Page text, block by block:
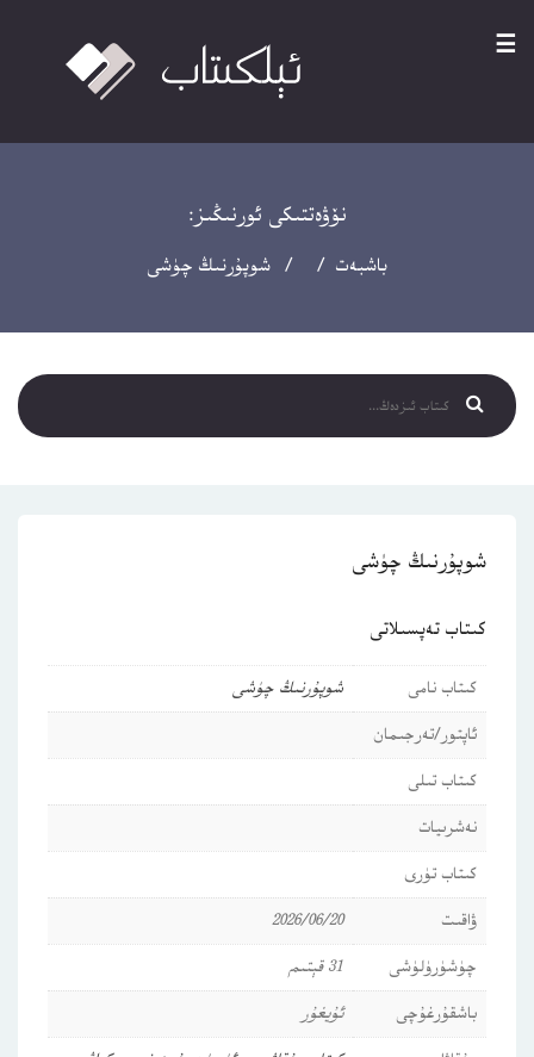
☰
نۆۋەتتىكى ئورنىڭىز:
باشبەت / / شوپۇرنىڭ چۈشى
شوپۇرنىڭ چۈشى
كىتاب تەپسىلاتى
كىتاب نامى
شوپۇرنىڭ چۈشى
ئاپتور/تەرجىمان
كىتاب تىلى
نەشرىيات
كىتاب تۈرى
ۋاقىت
2026/06/20
چۈشۈرۈلۈشى
31 قېتىم
باشقۇرغۇچى
ئۇيغۇر